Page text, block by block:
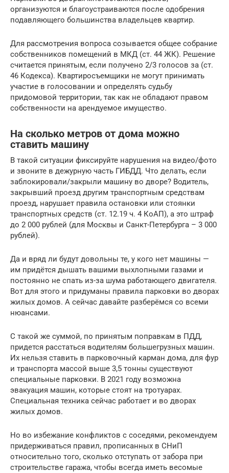
организуются и благоустраиваются после одобрения
подавляющего большинства владельцев квартир.
Для рассмотрения вопроса созывается общее собрание
собственников помещений в МКД (ст. 44 ЖК). Решение
считается принятым, если получено 2/3 голосов за (ст.
46 Кодекса). Квартиросъемщики не могут принимать
участие в голосовании и определять судьбу
придомовой территории, так как не обладают правом
собственности на арендуемое имущество.
На сколько метров от дома можно
ставить машину
В такой ситуации фиксируйте нарушения на видео/фото
и звоните в дежурную часть ГИБДД. Что делать, если
заблокировали/закрыли машину во дворе? Водитель,
закрывший проезд другим транспортным средствам
проезд, нарушает правила остановки или стоянки
транспортных средств (ст. 12.19 ч. 4 КоАП), а это штраф
до 2 000 рублей (для Москвы и Санкт-Петербурга – 3 000
рублей).
Да и вряд ли будут довольны те, у кого нет машины —
им придётся дышать вашими выхлопными газами и
постоянно не спать из-за шума работающего двигателя.
Вот для этого и придуманы правила парковки во дворах
жилых домов. А сейчас давайте разберёмся со всеми
нюансами.
С такой же суммой, по принятым поправкам в ПДД,
придется расстаться водителям большегрузных машин.
Их нельзя ставить в парковочный карман дома, для фур
и транспорта массой выше 3,5 тонны существуют
специальные парковки. В 2021 году возможна
эвакуация машин, которые стоят на тротуарах.
Специальная техника сейчас работает и во дворах
жилых домов.
Но во избежание конфликтов с соседями, рекомендуем
придерживаться правил, прописанных в СНиП
относительно того, сколько отступать от забора при
строительстве гаража, чтобы всегда иметь весомые